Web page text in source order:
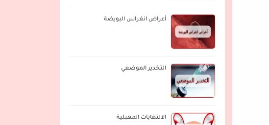
أعراض انغراس البويضة
التخدير الموضعي
الالتهابات المهبلية